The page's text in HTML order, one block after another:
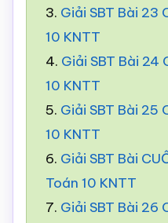
3. Giải SBT Bài 23
10 KNTT
4. Giải SBT Bài 24
10 KNTT
5. Giải SBT Bài 25
10 KNTT
6. Giải SBT Bài
Toán 10 KNTT
7. Giải SBT Bài 26